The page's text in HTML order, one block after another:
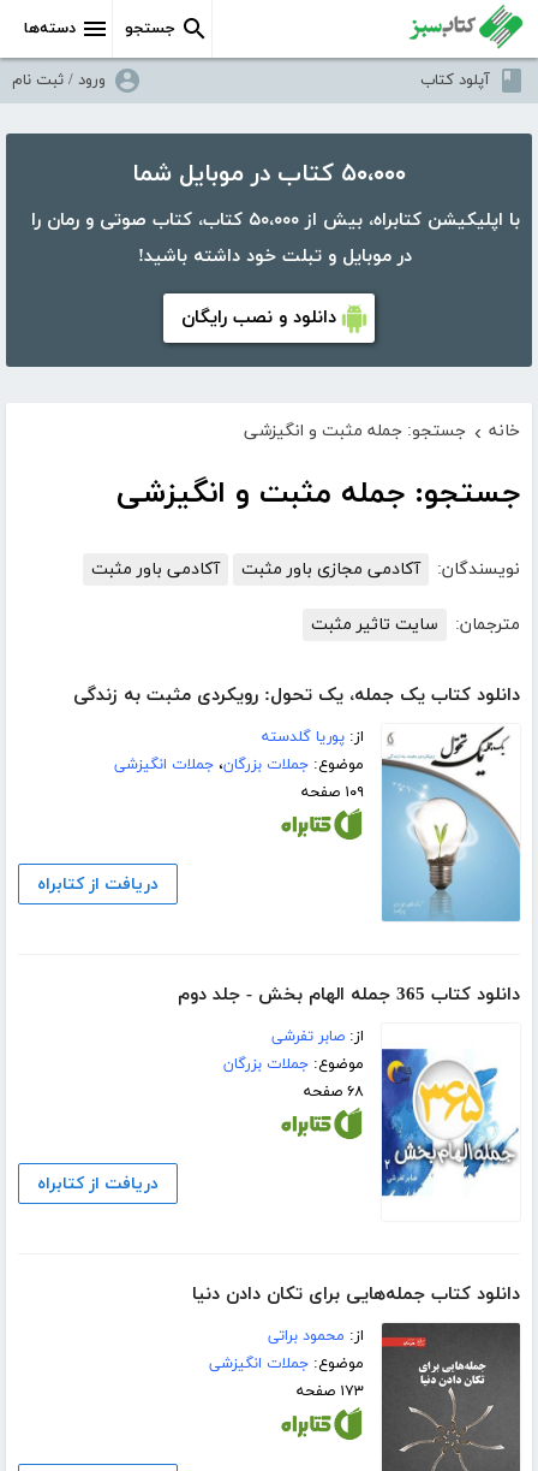
دسته‌ها جستجو
آپلود کتاب ورود / ثبت نام
۵۰،۰۰۰ کتاب در موبایل شما
با اپلیکیشن کتابراه، بیش از ۵۰،۰۰۰ کتاب، کتاب صوتی و رمان را
در موبایل و تبلت خود داشته باشید!
دانلود و نصب رایگان
خانه › جستجو: جمله مثبت و انگیزشی
جستجو: جمله مثبت و انگیزشی
نویسندگان: آکادمی مجازی باور مثبت آکادمی باور مثبت
مترجمان: سایت تاثیر مثبت
دانلود کتاب یک جمله، یک تحول: رویکردی مثبت به زندگی
از:پوریا گلدسته
موضوع:جملات بزرگان،جملات انگیزشی
۱۰۹ صفحه
دریافت از کتابراه
دانلود کتاب 365 جمله الهام بخش - جلد دوم
از:صابر تفرشی
موضوع:جملات بزرگان
۶۸ صفحه
دریافت از کتابراه
دانلود کتاب جمله‌هایی برای تکان دادن دنیا
از: محمود براتی
موضوع:جملات انگیزشی
۱۷۳ صفحه